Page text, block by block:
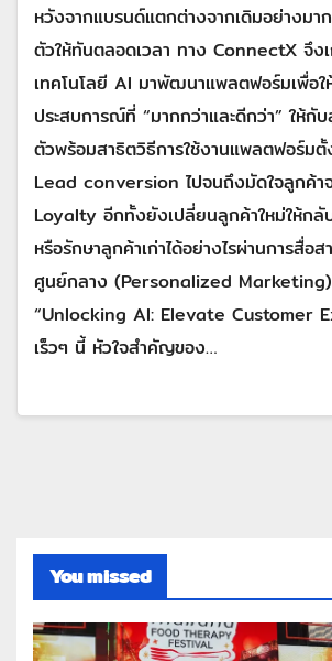
หวังจากแบรนด์แตกต่างจากเดิมอย่างม
ตัวให้ทันตลอดเวลา ทาง ConnectX จึงเ
เทคโนโลยี AI มาพัฒนาแพลตฟอร์มเพื่อใ
ประสบการณ์ที่ “มากกว่าและดีกว่า” ให้กั
ตัวพร้อมสาธิตวิธีการใช้งานแพลตฟอร์ม
Lead conversion ไปจนถึงมัดใจลูกค้า
Loyalty อีกทั้งยังเปลี่ยนลูกค้าใหม่ให้ก
หรือรักษาลูกค้าเก่าได้อย่างไรผ่านการสื่อ
ศูนย์กลาง (Personalized
“Unlocking AI: Elevate Customer
เร็วๆ นี้ หัวใจสำคัญของ…
You missed